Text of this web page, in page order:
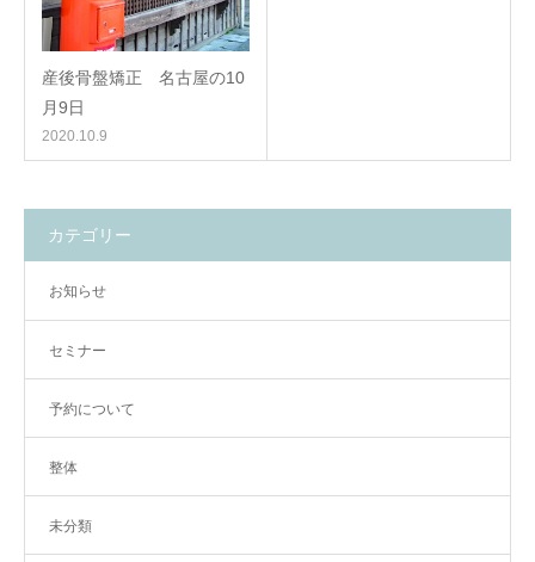
産後骨盤矯正 名古屋の10
月9日
2020.10.9
カテゴリー
お知らせ
セミナー
予約について
整体
未分類